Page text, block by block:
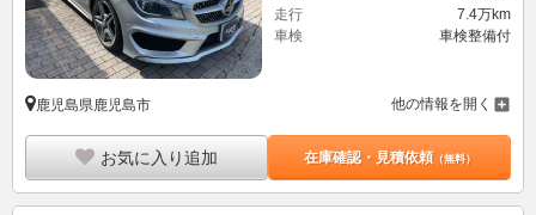
走行
7.4万km
車検
車検整備付
鹿児島県鹿児島市 他の情報を開く
お気に入り追加 在庫確認・見積依頼（無料）